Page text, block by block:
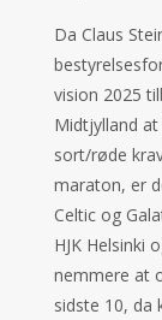
Da Claus
vision 2025
Midtjylland at
sort/røde
maraton, er
Celtic og
HJK Helsinki
nemmere at
sidste 10, da